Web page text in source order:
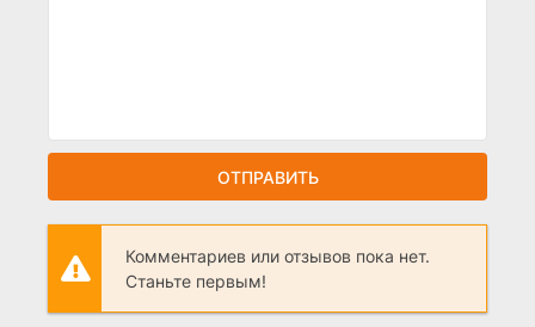
ОТПРАВИТЬ
Комментариев или отзывов пока нет.
Станьте первым!